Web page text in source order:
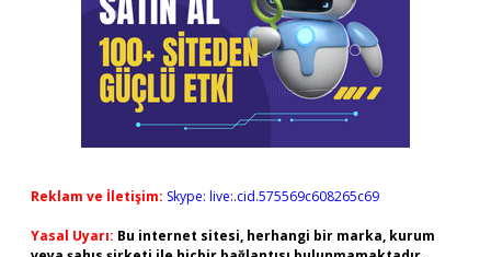
Reklam ve İletişim: Skype: live:.cid.575569c608265c69
Yasal Uyarı: Bu internet sitesi, herhangi bir marka, kurum